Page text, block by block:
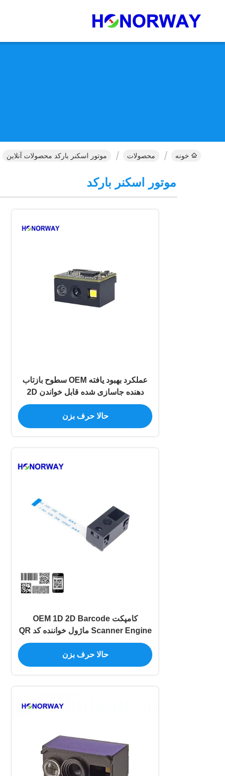
خونه محصولات موتور اسکنر بارکد محصولات آنلاین
موتور اسکنر بارکد
عملکرد بهبود یافته OEM سطوح بازتاب
دهنده جاسازی شده قابل خواندن 2D
Barcode Scanner Engine برای بارکد
بر روی پلاستیک فلزی
حالا حرف بزن
کامپکت OEM 1D 2D Barcode
Scanner Engine ماژول خواننده کد QR
0.3MP پیکسل
حالا حرف بزن